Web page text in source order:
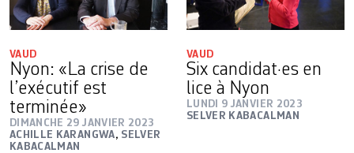
VAUD
Nyon: «La crise de
l’exécutif est
terminée»
DIMANCHE 29 JANVIER 2023
ACHILLE KARANGWA, SELVER
KABACALMAN
VAUD
Six candidat·es en
lice à Nyon
LUNDI 9 JANVIER 2023
SELVER KABACALMAN